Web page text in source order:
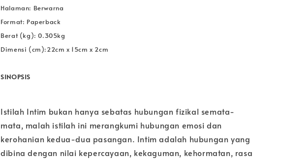
Halaman: Berwarna
Format: Paperback
Berat (kg): 0.305kg
Dimensi (cm):22cm x 15cm x 2cm
SINOPSIS
Istilah Intim bukan hanya sebatas hubungan fizikal semata-
mata, malah istilah ini merangkumi hubungan emosi dan
kerohanian kedua-dua pasangan. Intim adalah hubungan yang
dibina dengan nilai kepercayaan, kekaguman, kehormatan, rasa